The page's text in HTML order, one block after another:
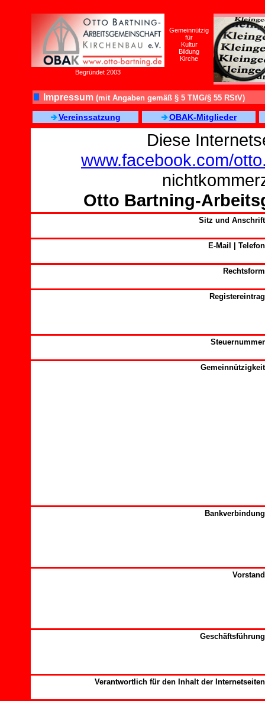
Begründet 2003
Gemeinnützig
für
Kultur
Bildung
Kirche
Impressum (mit Angaben gemäß § 5 TMG/§ 55 RStV)
Vereinssatzung OBAK-Mitglieder
Diese
www.facebook.com/
Otto Bartning-
Sitz und
E-Mail |
Verantwortlich für den Inhalt der